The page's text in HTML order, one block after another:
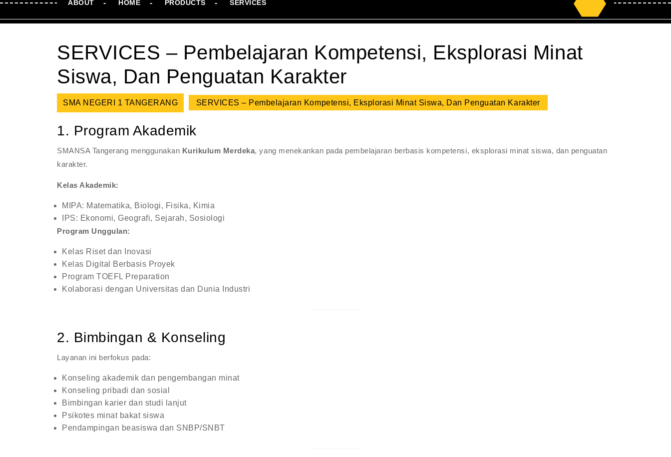
ABOUT HOME PRODUCTS SERVICES
Search
for:
SERVICES – Pembelajaran Kompetensi, Eksplorasi Minat
Siswa, Dan Penguatan Karakter
SMA NEGERI 1 TANGERANG SERVICES – Pembelajaran Kompetensi, Eksplorasi Minat Siswa, Dan Penguatan Karakter
1. Program Akademik
SMANSA Tangerang menggunakan Kurikulum Merdeka, yang menekankan pada pembelajaran berbasis kompetensi, eksplorasi minat siswa, dan penguatan
karakter.
Kelas Akademik:
MIPA: Matematika, Biologi, Fisika, Kimia
IPS: Ekonomi, Geografi, Sejarah, Sosiologi
Program Unggulan:
Kelas Riset dan Inovasi
Kelas Digital Berbasis Proyek
Program TOEFL Preparation
Kolaborasi dengan Universitas dan Dunia Industri
2. Bimbingan & Konseling
Layanan ini berfokus pada:
Konseling akademik dan pengembangan minat
Konseling pribadi dan sosial
Bimbingan karier dan studi lanjut
Psikotes minat bakat siswa
Pendampingan beasiswa dan SNBP/SNBT